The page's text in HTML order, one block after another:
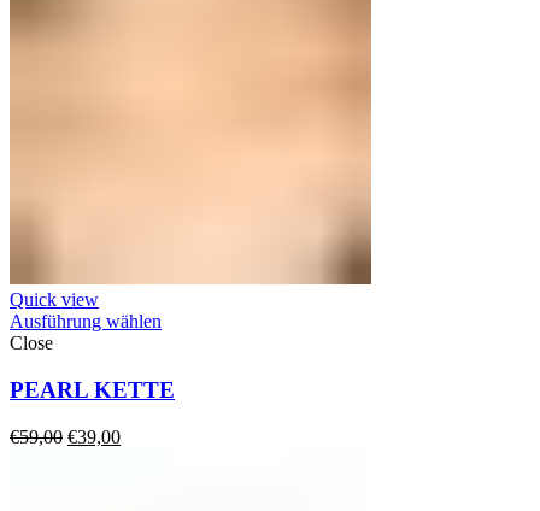
Quick view
Ausführung wählen
Close
PEARL KETTE
€59,00 Ursprünglicher
€39,00Aktueller